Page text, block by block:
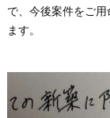
で、今後案件をご
ます。